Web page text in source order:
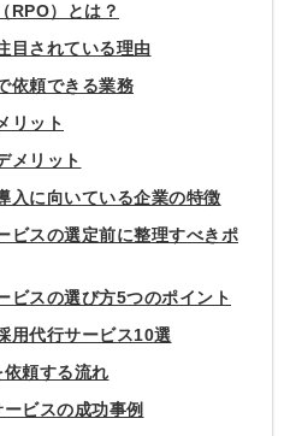
RPO）とは？
目されている理由
依頼できる業務
リット
メリット
入に向いている企業の特徴
ビスの選定前に整理すべきポ
ビスの選び方5つのポイント
用代行サービス10選
頼する流れ
ビスの成功事例